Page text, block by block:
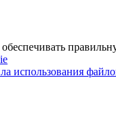
использования